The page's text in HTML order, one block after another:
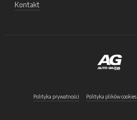
Kontakt
Polityka prywatności Polityka plików cookies